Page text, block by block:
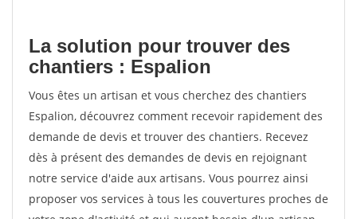
La solution pour trouver des
chantiers : Espalion
Vous êtes un artisan et vous cherchez des chantiers
Espalion, découvrez comment recevoir rapidement des
demande de devis et trouver des chantiers. Recevez
dès à présent des demandes de devis en rejoignant
notre service d'aide aux artisans. Vous pourrez ainsi
proposer vos services à tous les couvertures proches de